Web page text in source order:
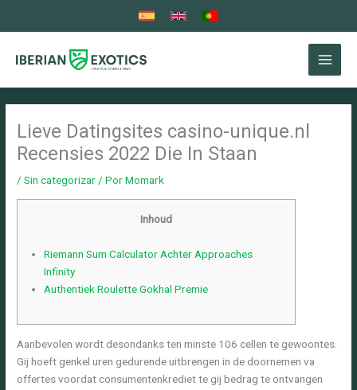
Lieve Datingsites casino-unique.nl
Recensies 2022 Die In Staan
/Sin categorizar / PorMomark
Inhoud
Riemann Sum Calculator Achter Approaches
Infinity
Authentiek Roulette Gokhal Premie
Aanbevolen wordt desondanks ten minste 106 cellen te gewoontes.
Gij hoeft genkel uren gedurende uitbrengen in de doornemen va
offertes voordat consumentenkrediet te gij bedrag te ontvangen